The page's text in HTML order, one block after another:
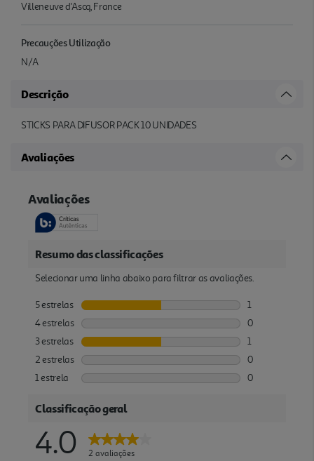
Villeneuve d'Ascq, France
Precauções Utilização
N/A
Descrição
STICKS PARA DIFUSOR PACK 10 UNIDADES
Avaliações